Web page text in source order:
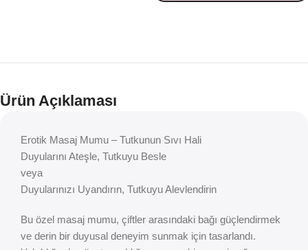
Ürün Açıklaması
Erotik Masaj Mumu – Tutkunun Sıvı Hali
Duyularını Ateşle, Tutkuyu Besle
veya
Duyularınızı Uyandırın, Tutkuyu Alevlendirin
Bu özel masaj mumu, çiftler arasındaki bağı güçlendirmek
ve derin bir duyusal deneyim sunmak için tasarlandı.